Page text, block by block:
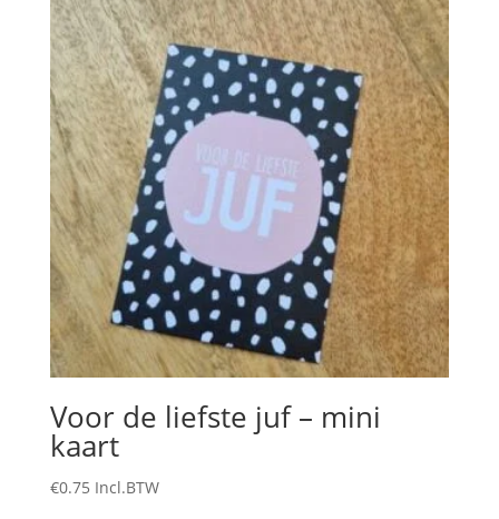
Voor de liefste juf – mini
kaart
€0.75 Incl.BTW